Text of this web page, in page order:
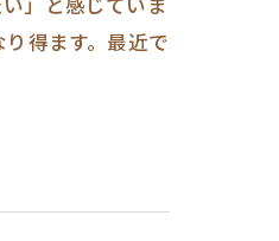
得ます。最近で